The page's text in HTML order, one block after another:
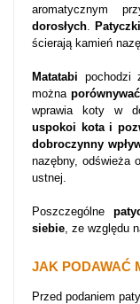
aromatycznym
dorosłych. Patyczki
ścierają kamień
Matatabi pochodzi
można
wprawia koty w
uspokoi kota i
dobroczynny
nazębny, odświeża
ustnej.
Poszczególne
siebie, ze względu
JAK PODAWAĆ
Przed podaniem